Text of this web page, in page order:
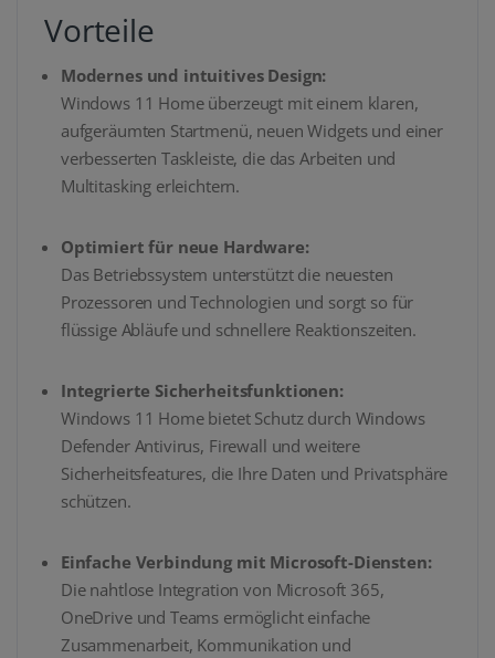
Vorteile
Modernes und intuitives Design:
Windows 11 Home überzeugt mit einem klaren,
aufgeräumten Startmenü, neuen Widgets und einer
verbesserten Taskleiste, die das Arbeiten und
Multitasking erleichtern.
Optimiert für neue Hardware:
Das Betriebssystem unterstützt die neuesten
Prozessoren und Technologien und sorgt so für
flüssige Abläufe und schnellere Reaktionszeiten.
Integrierte Sicherheitsfunktionen:
Windows 11 Home bietet Schutz durch Windows
Defender Antivirus, Firewall und weitere
Sicherheitsfeatures, die Ihre Daten und Privatsphäre
schützen.
Einfache Verbindung mit Microsoft-Diensten:
Die nahtlose Integration von Microsoft 365,
OneDrive und Teams ermöglicht einfache
Zusammenarbeit, Kommunikation und